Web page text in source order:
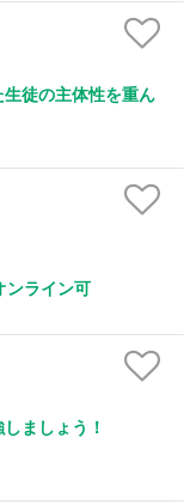
徒の主体性を重ん
ンライン可
ましょう！